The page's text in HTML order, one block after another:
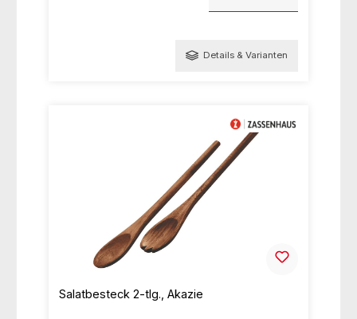
Details & Varianten
Salatbesteck 2-tlg., Akazie